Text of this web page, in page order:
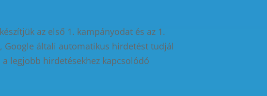
az első 1. kampányodat és az 1.
Google általi automatikus hirdetést tudjál
legjobb hirdetésekhez kapcsolódó